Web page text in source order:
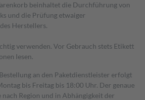
beinhaltet die Durchführung von
und die Prüfung etwaiger
Herstellers.
verwenden. Vor Gebrauch stets Etikett
lesen.
an den Paketdienstleister erfolgt
bis Freitag bis 18:00 Uhr. Der genaue
Region und in Abhängigkeit der